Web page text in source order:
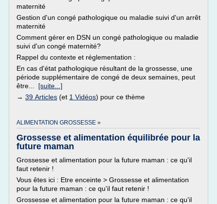
maternité
Gestion d'un congé pathologique ou maladie suivi d'un arrêt
maternité
Comment gérer en DSN un congé pathologique ou maladie
suivi d'un congé maternité?
Rappel du contexte et réglementation :
En cas d'état pathologique résultant de la grossesse, une
période supplémentaire de congé de deux semaines, peut
être... [suite...]
→ 39 Articles (et 1 Vidéos) pour ce thème
ALIMENTATION GROSSESSE »
Grossesse et alimentation équilibrée pour la
future maman
Grossesse et alimentation pour la future maman : ce qu'il
faut retenir !
Vous êtes ici : Etre enceinte > Grossesse et alimentation
pour la future maman : ce qu'il faut retenir !
Grossesse et alimentation pour la future maman : ce qu'il